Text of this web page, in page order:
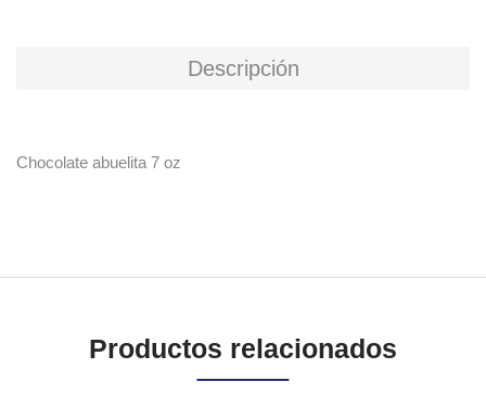
Descripción
Chocolate abuelita 7 oz
Productos relacionados